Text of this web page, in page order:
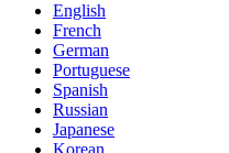
English
French
German
Portuguese
Spanish
Russian
Japanese